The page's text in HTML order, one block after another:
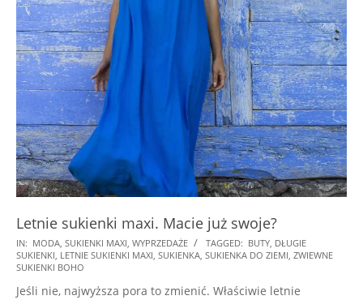
Letnie sukienki maxi. Macie już swoje?
2018-
08-
IN: MODA, SUKIENKI MAXI, WYPRZEDAŻE TAGGED: BUTY, DŁUGIE
SUKIENKI, LETNIE SUKIENKI MAXI, SUKIENKA, SUKIENKA DO ZIEMI, ZWIEWNE
SUKIENKI BOHO
Jeśli nie, najwyższa pora to zmienić. Właściwie letnie